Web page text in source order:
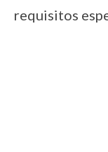
requisitos